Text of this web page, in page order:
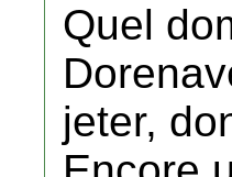
Quel
jeter,